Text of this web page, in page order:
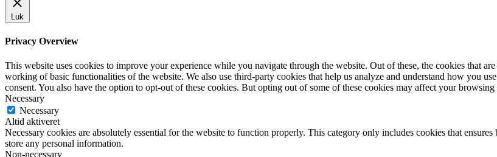
Luk
Privacy Overview
This website uses cookies to improve your experience while you navigate through the website. Out of these, the cookies that
working of basic functionalities of the website. We also use third-party cookies that help us analyze and understand how you
consent. You also have the option to opt-out of these cookies. But opting out of some of these cookies may affect your browsing
Necessary
Necessary
Altid aktiveret
Necessary cookies are absolutely essential for the website to function properly. This category only includes cookies that
store any personal information.
Non-necessary